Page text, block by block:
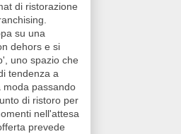
di ristorazione
su una
dehors e si
uno spazio che
tendenza a
moda passando
di ristoro per
nell'attesa
prevede